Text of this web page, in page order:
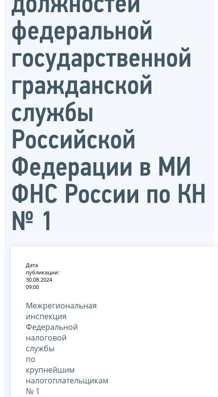
федеральной
государственной
гражданской
службы
Российской
Федерации в МИ
ФНС России по КН
№ 1
Дата
публикации:
30.08.2024
09:00
Межрегиональная
инспекция
Федеральной
налоговой
службы
по
крупнейшим
налогоплательщикам
№ 1